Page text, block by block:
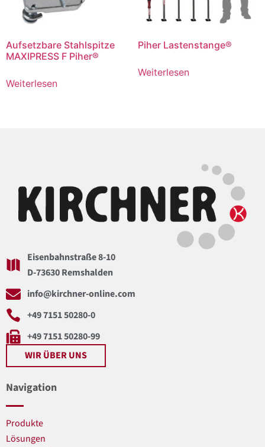
Aufsetzbare Stahlspitze
MAXIPRESS F Piher®
Weiterlesen
Piher Lastenstange®
Weiterlesen
Eisenbahnstraße 8-10
D-73630 Remshalden
info@kirchner-online.com
+49 7151 50280-0
+49 7151 50280-99
WIR ÜBER UNS
Navigation
Produkte
Lösungen